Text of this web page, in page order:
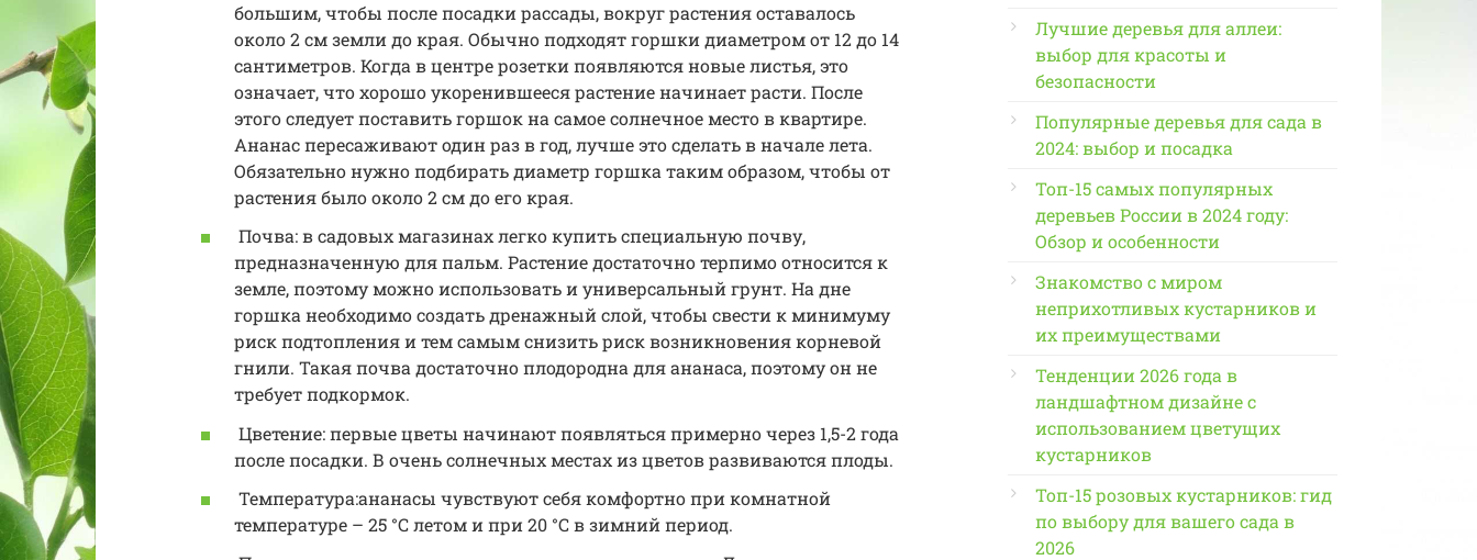
большим, чтобы после посадки рассады, вокруг растения оставалось
около 2 см земли до края. Обычно подходят горшки диаметром от 12 до 14
сантиметров. Когда в центре розетки появляются новые листья, это
означает, что хорошо укоренившееся растение начинает расти. После
этого следует поставить горшок на самое солнечное место в квартире.
Ананас пересаживают один раз в год, лучше это сделать в начале лета.
Обязательно нужно подбирать диаметр горшка таким образом, чтобы от
растения было около 2 см до его края.
Почва: в садовых магазинах легко купить специальную почву,
предназначенную для пальм. Растение достаточно терпимо относится к
земле, поэтому можно использовать и универсальный грунт. На дне
горшка необходимо создать дренажный слой, чтобы свести к минимуму
риск подтопления и тем самым снизить риск возникновения корневой
гнили. Такая почва достаточно плодородна для ананаса, поэтому он не
требует подкормок.
Цветение: первые цветы начинают появляться примерно через 1,5-2 года
после посадки. В очень солнечных местах из цветов развиваются плоды.
Температура:ананасы чувствуют себя комфортно при комнатной
температуре – 25 °C летом и при 20 °C в зимний период.
Лучшие деревья для аллеи:
выбор для красоты и
безопасности
Популярные деревья для сада в
2024: выбор и посадка
Топ-15 самых популярных
деревьев России в 2024 году:
Обзор и особенности
Знакомство с миром
неприхотливых кустарников и
их преимуществами
Тенденции 2026 года в
ландшафтном дизайне с
использованием цветущих
кустарников
Топ-15 розовых кустарников: гид
по выбору для вашего сада в
2026